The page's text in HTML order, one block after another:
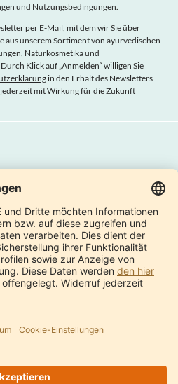
und Nutzungsbedingungen.
per E-Mail, mit dem wir Sie über
aus unserem Sortiment von ayurvedischen
Naturkosmetika und
Klick auf „Anmelden“ willigen Sie
in den Erhalt des Newsletters
mit Wirkung für die Zukunft
Internationale Shops